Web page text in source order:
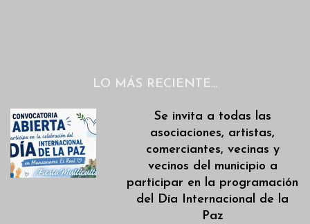
LO MÁS RECIENTE…
Se invita a todas las
asociaciones, artistas,
comerciantes, vecinas y
vecinos del municipio a
participar en la programación
del Día Internacional de la
Paz